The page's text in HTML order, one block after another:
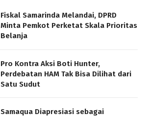
Fiskal Samarinda Melandai, DPRD
Minta Pemkot Perketat Skala Prioritas
Belanja
Pro Kontra Aksi Boti Hunter,
Perdebatan HAM Tak Bisa Dilihat dari
Satu Sudut
Samaqua Diapresiasi sebagai